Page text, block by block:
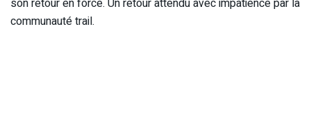
communauté trail.